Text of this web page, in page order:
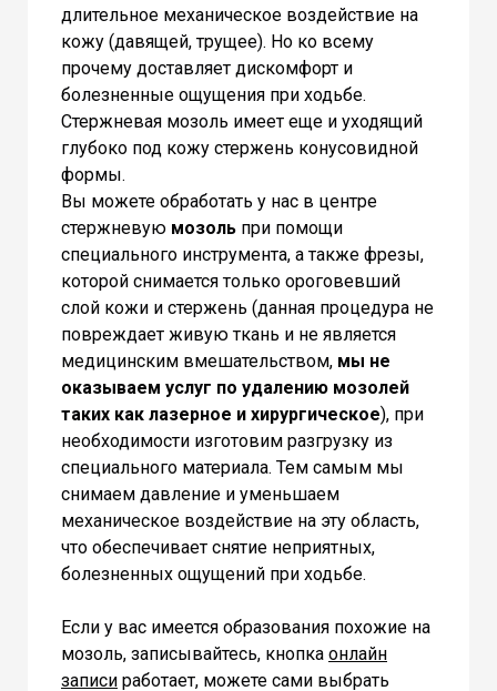
длительное механическое воздействие на
кожу (давящей, трущее). Но ко всему
прочему доставляет дискомфорт и
болезненные ощущения при ходьбе.
Стержневая мозоль имеет еще и уходящий
глубоко под кожу стержень конусовидной
формы.
Вы можете обработать у нас в центре
стержневую мозоль при помощи
специального инструмента, а также фрезы,
которой снимается только ороговевший
слой кожи и стержень (данная процедура не
повреждает живую ткань и не является
медицинским вмешательством, мы не
оказываем услуг по удалению мозолей
таких как лазерное и хирургическое), при
необходимости изготовим разгрузку из
специального материала. Тем самым мы
снимаем давление и уменьшаем
механическое воздействие на эту область,
что обеспечивает снятие неприятных,
болезненных ощущений при ходьбе.
Если у вас имеется образования похожие на
мозоль, записывайтесь, кнопка онлайн
записи работает, можете сами выбрать